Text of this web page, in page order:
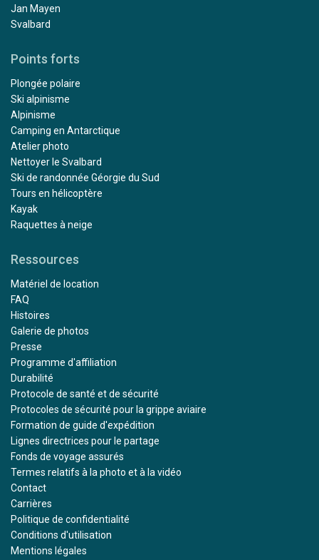
Jan Mayen
Svalbard
Points forts
Plongée polaire
Ski alpinisme
Alpinisme
Camping en Antarctique
Atelier photo
Nettoyer le Svalbard
Ski de randonnée Géorgie du Sud
Tours en hélicoptère
Kayak
Raquettes à neige
Ressources
Matériel de location
FAQ
Histoires
Galerie de photos
Presse
Programme d'affiliation
Durabilité
Protocole de santé et de sécurité
Protocoles de sécurité pour la grippe aviaire
Formation de guide d'expédition
Lignes directrices pour le partage
Fonds de voyage assurés
Termes relatifs à la photo et à la vidéo
Contact
Carrières
Politique de confidentialité
Conditions d'utilisation
Mentions légales